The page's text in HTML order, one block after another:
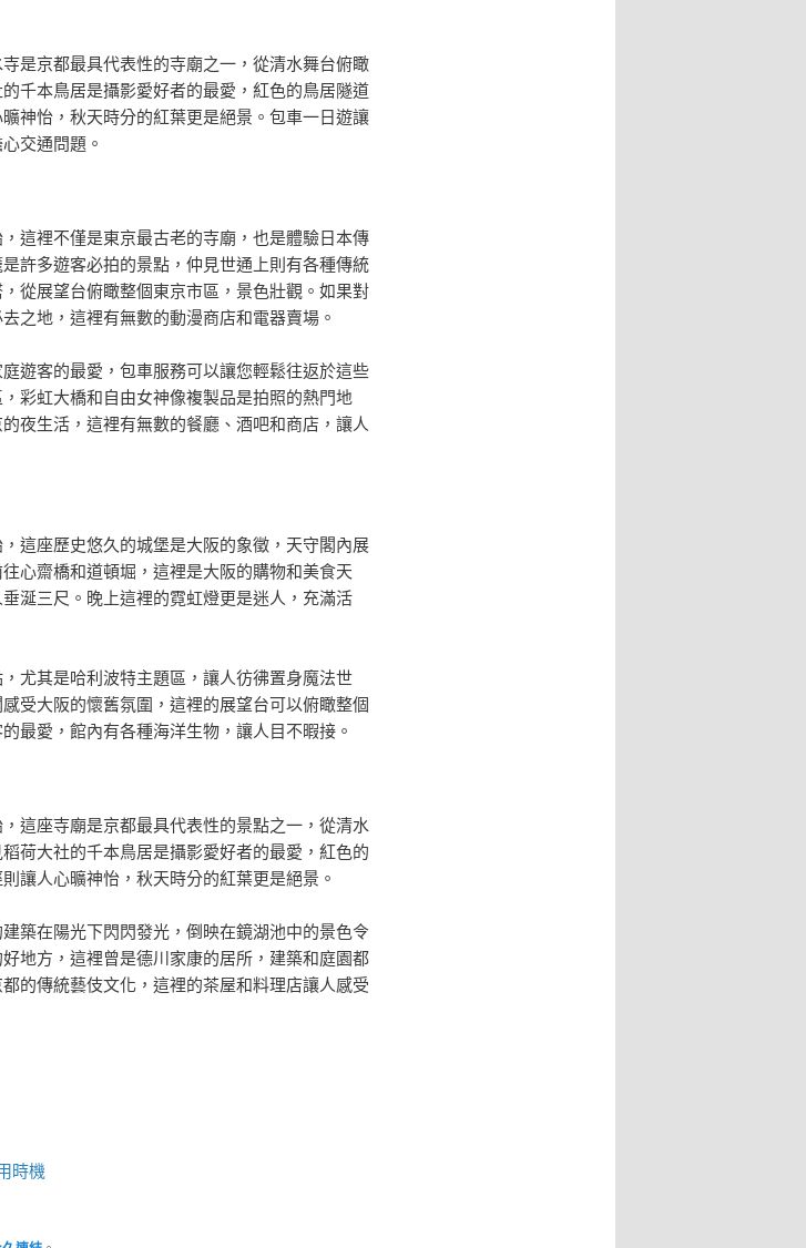
是京都最具代表性的寺廟之一，從清水舞台俯瞰
千本鳥居是攝影愛好者的最愛，紅色的鳥居隧道
神怡，秋天時分的紅葉更是絕景。包車一日遊讓
交通問題。
這裡不僅是東京最古老的寺廟，也是體驗日本傳
許多遊客必拍的景點，仲見世通上則有各種傳統
從展望台俯瞰整個東京市區，景色壯觀。如果對
之地，這裡有無數的動漫商店和電器賣場。
遊客的最愛，包車服務可以讓您輕鬆往返於這些
彩虹大橋和自由女神像複製品是拍照的熱門地
夜生活，這裡有無數的餐廳、酒吧和商店，讓人
這座歷史悠久的城堡是大阪的象徵，天守閣內展
心齋橋和道頓堀，這裡是大阪的購物和美食天
涎三尺。晚上這裡的霓虹燈更是迷人，充滿活
尤其是哈利波特主題區，讓人彷彿置身魔法世
受大阪的懷舊氛圍，這裡的展望台可以俯瞰整個
最愛，館內有各種海洋生物，讓人目不暇接。
這座寺廟是京都最具代表性的景點之一，從清水
荷大社的千本鳥居是攝影愛好者的最愛，紅色的
讓人心曠神怡，秋天時分的紅葉更是絕景。
築在陽光下閃閃發光，倒映在鏡湖池中的景色令
地方，這裡曾是德川家康的居所，建築和庭園都
的傳統藝伎文化，這裡的茶屋和料理店讓人感受
時機